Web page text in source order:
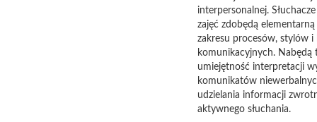
interpersonalnej.
zajęć zdobędą elementarną
zakresu procesów, stylów i
komunikacyjnych. Nabędą
umiejętność interpretacji
komunikatów
udzielania informacji
aktywnego słuchania.